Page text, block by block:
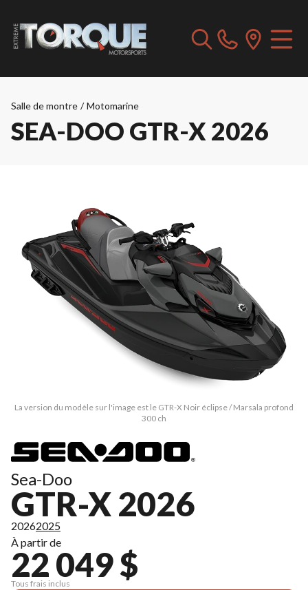
Salle de montre / Motomarine
SEA-DOO GTR-X 2026
La version du modèle sur l'image est le GTR-X Noir éclipse / Marsala profond
300 ch
Sea-Doo
GTR-X 2026
20262025
À partir de
22 049 $
Tous frais inclus